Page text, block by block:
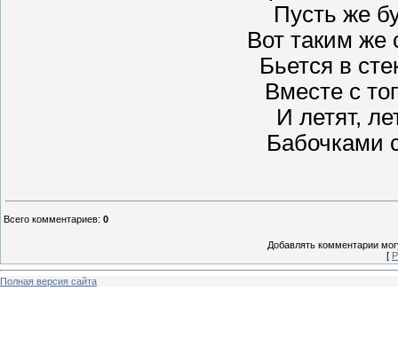
Пусть же
Вот таким
Бьется в
Вместе с
И летят,
Бабочками
Всего комментариев: 0
Добавлять комментарии
[
Полная версия сайта